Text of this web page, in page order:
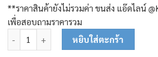
**ราคาสินค้ายังไม่รวมค่า ขนส่ง แอ๊ดไลน์
เพื่อสอบถามราคารวม
จำนวน น้ำมันเครื่องควายทอง ๔ ที (ลัง) บรรจุ
หยิบใส่ตะกร้า